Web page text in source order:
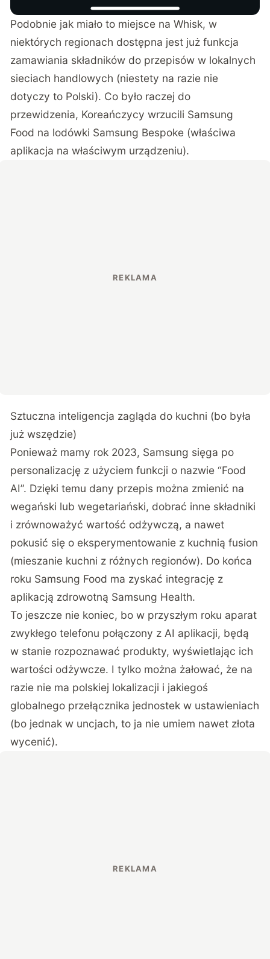
Podobnie jak miało to miejsce na Whisk, w
niektórych regionach dostępna jest już funkcja
zamawiania składników do przepisów w lokalnych
sieciach handlowych (niestety na razie nie
dotyczy to Polski). Co było raczej do
przewidzenia, Koreańczycy wrzucili Samsung
Food na lodówki Samsung Bespoke (właściwa
aplikacja na właściwym urządzeniu).
Sztuczna inteligencja zagląda do kuchni (bo była
już wszędzie)
Ponieważ mamy rok 2023, Samsung sięga po
personalizację z użyciem funkcji o nazwie “Food
AI”. Dzięki temu dany przepis można zmienić na
wegański lub wegetariański, dobrać inne składniki
i zrównoważyć wartość odżywczą, a nawet
pokusić się o eksperymentowanie z kuchnią fusion
(mieszanie kuchni z różnych regionów). Do końca
roku Samsung Food ma zyskać integrację z
aplikacją zdrowotną Samsung Health.
To jeszcze nie koniec, bo w przyszłym roku aparat
zwykłego telefonu połączony z AI aplikacji, będą
w stanie rozpoznawać produkty, wyświetlając ich
wartości odżywcze. I tylko można żałować, że na
razie nie ma polskiej lokalizacji i jakiegoś
globalnego przełącznika jednostek w ustawieniach
(bo jednak w uncjach, to ja nie umiem nawet złota
wycenić).